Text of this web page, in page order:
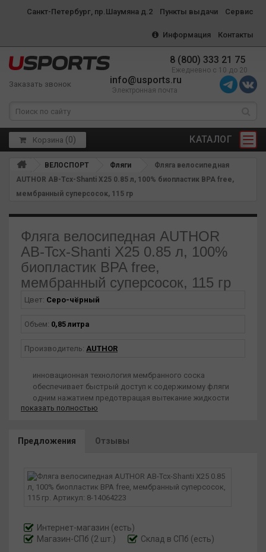
Санкт-Петербург, пр.Шаумяна д.2 Пункты выдачи Сервис
Информация Контакты
8 (800) 333 21 75
Ежедневно с 10 до 20
Заказать звонок info@usports.ru
Электронная почта
КАТАЛОГ
Корзина (0)
ВЕЛОСПОРТ Фляги
Фляга велосипедная
AUTHOR AB-Tcx-Shanti X25 0.85 л, 100% биопластик BPA free,
мембранный суперсосок, 115 гр
Фляга велосипедная AUTHOR
AB-Tcx-Shanti X25 0.85 л, 100%
биопластик BPA free,
мембранный суперсосок, 115 гр
Цвет: Серо-чёрный
Объем: 0,85 литра
Производитель: AUTHOR
инновационная технология мембранного соска
обеспечивает быстрый доступ к содержимому фляги
одним нажатием предотвращая вытекание жидкости
показать полностью
Предложения Отзывы
Интернет-магазин (есть)
Магазин-СПб (2 шт.)
Склад в СПб (есть)